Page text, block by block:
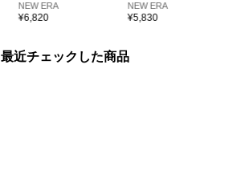
NEW ERA
¥6,820
NEW ERA
¥5,830
最近チェックした商品